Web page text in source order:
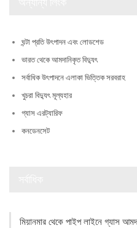
ঘন্টা প্রতি উৎপাদন এবং লোডশেড
ভারত থেকে আমদানিকৃত বিদ্যুৎ
সর্বাধিক উৎপাদনে এলাকা ভিত্তিক সরবরাহ
খুচরা বিদ্যুৎ মূল্যহার
গ্যাস এরট্যারিফ
কনডেনসেট
মিয়ানমার থেকে পাইপ লাইনে গ্যাস